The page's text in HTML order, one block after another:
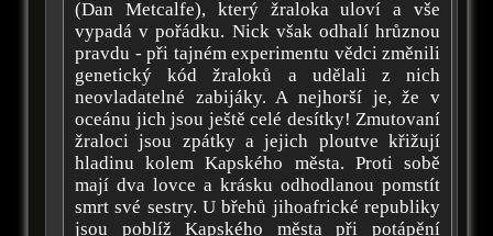
(Dan Metcalfe), který žraloka uloví a vše
vypadá v pořádku. Nick však odhalí hrůznou
pravdu - při tajném experimentu vědci změnili
genetický kód žraloků a udělali z nich
neovladatelné zabijáky. A nejhorší je, že v
oceánu jich jsou ještě celé desítky! Zmutovaní
žraloci jsou zpátky a jejich ploutve křižují
hladinu kolem Kapského města. Proti sobě
mají dva lovce a krásku odhodlanou pomstít
smrt své sestry. U břehů jihoafrické republiky
jsou poblíž Kapského města při potápění